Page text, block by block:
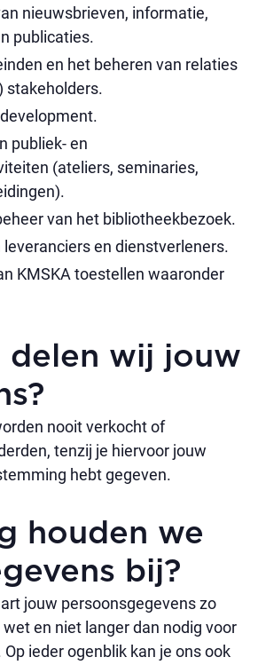
nieuwsbrieven, informatie,
publicaties.
en het beheren van relaties
stakeholders.
publiek- en
(ateliers, seminaries,
van het bibliotheekbezoek.
en dienstverleners.
KMSKA toestellen waaronder
delen wij jouw
nooit verkocht of
tenzij je hiervoor jouw
hebt gegeven.
houden we
bij?
jouw persoonsgegevens zo
wet en niet langer dan nodig voor
ieder ogenblik kan je ons ook